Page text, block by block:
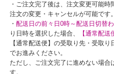
・ご注文完了後は、注文変更可能
注文の変更・キャンセルが可能です。
・ 配送日の前々日0時～配送日切替
り日時を選択した場合、
【通常配送
【通常配送便】の受取り先・受取
でお進みください。
ただし、ご注文完了に進めない場合
す。